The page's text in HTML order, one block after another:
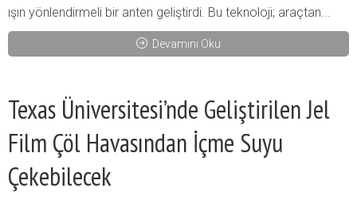
ışın yönlendirmeli bir anten geliştirdi. Bu teknoloji; araçtan...
Devamını Oku
Texas Üniversitesi’nde Geliştirilen Jel
Film Çöl Havasından İçme Suyu
Çekebilecek